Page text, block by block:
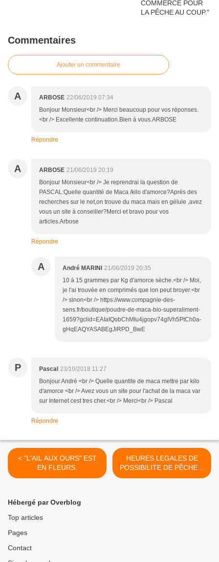
Commentaires
Ajouter un commentaire
A ARBOSE 22/06/2019 07:34
Bonjour Monsieur<br /> Merci beaucoup pour vos réponses.
<br /> Excellente continuation.Bien à vous.ARBOSE
Répondre
A ARBOSE 21/06/2019 20:19
Bonjour Monsieur<br /> Je reprendrai la question de
PASCAL:Quelle quantité de Maca /kilo d'amorce?Après des
recherches sur le net,on trouve du maca mais en gélule ,avez
vous un site à conseiller?Merci et bravo pour vos
articles.Arbose
Répondre
A André MARINI
21/06/2019 20:35
10 à 15 grammes par Kg d'amorce sèche.<br /> Moi,
je l'ai trouvée en comprimés que lon peut broyer.<br
/> sinon<br /> https://www.compagnie-des-
sens.fr/boutique/poudre-de-maca-bio-superaliment-
1659?gclid=EAIaIQobChMIu4jgopv74gIVh5PtCh0a-
gHqEAQYASABEgJiRPD_BwE
P Pascal 23/10/2018 11:27
Bonjour André <br /> Quelle quantite de maca mettre par kilo
d'amorce <br /> Avez vous un site pour l'achat de la maca var
sur Internet cest tres cher.<br /> Merci<br /> Pascal
Répondre
< "L'AIL AUX OURS" EST
EN FLEURS.
HEURES LEGALES DE
POSSIBILITE DE PÊCHER.
>
Hébergé par Overblog
Top articles
Pages
Contact